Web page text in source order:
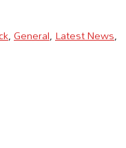
,General,Latest News,